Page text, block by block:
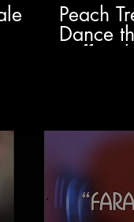
Peach
Dance